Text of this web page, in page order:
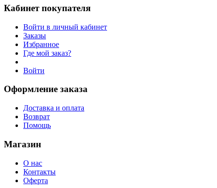
Кабинет покупателя
Войти в личный кабинет
Заказы
Избранное
Где мой заказ?
Войти
Оформление заказа
Доставка и оплата
Возврат
Помощь
Магазин
О нас
Контакты
Оферта